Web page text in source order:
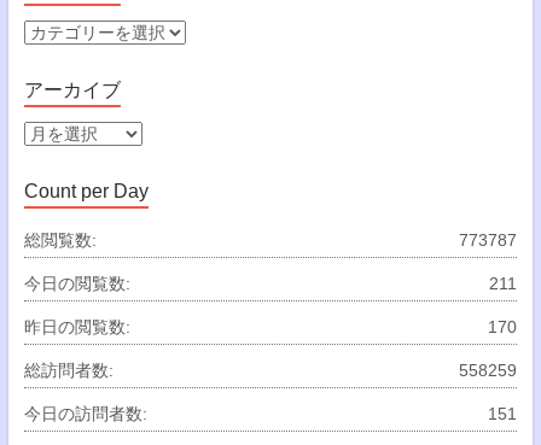
カ
ゴ
リ
ー
アーカイブ
ア
カ
イ
ブ
Count per Day
773787
総閲覧数:
211
今日の閲覧数:
170
昨日の閲覧数:
558259
総訪問者数:
151
今日の訪問者数: